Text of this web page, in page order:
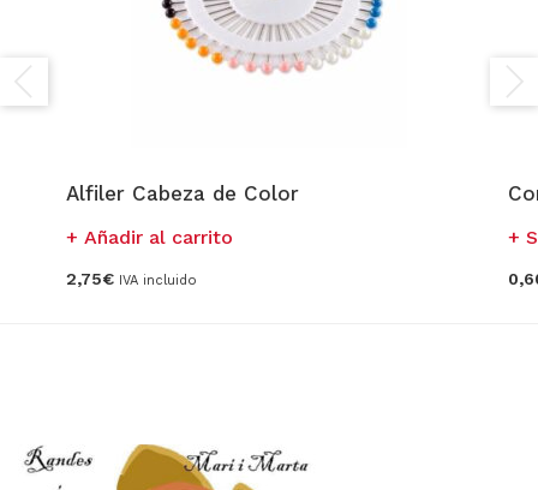
Alfiler Cabeza de Color
Añadir al carrito
2,75€ IVA incluido